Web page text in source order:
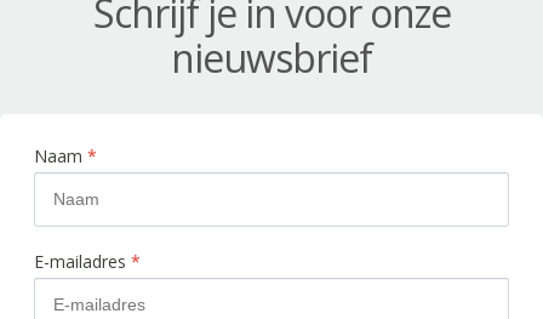
Schrijf je in voor onze
nieuwsbrief
Naam *
E-mailadres *